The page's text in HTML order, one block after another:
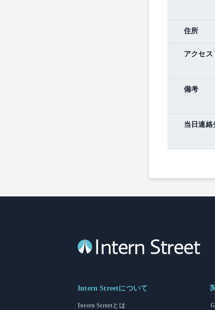
住所
アクセス
備考
当日連絡
Intern Streetについて
Intern Streetとは